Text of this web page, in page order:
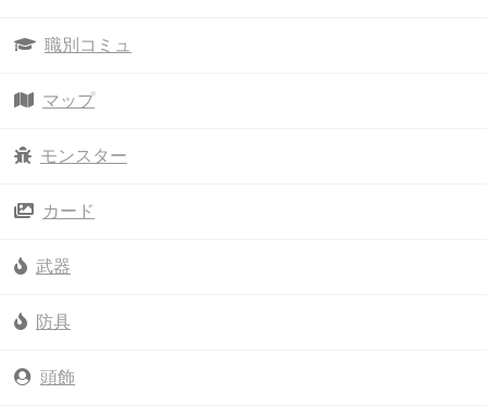
職別コミュ
マップ
モンスター
カード
武器
防具
頭飾